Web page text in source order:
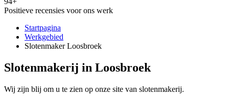
Positieve recensies voor ons werk
Startpagina
Werkgebied
Slotenmaker Loosbroek
Slotenmakerij in Loosbroek
Wij zijn blij om u te zien op onze site van slotenmakerij.